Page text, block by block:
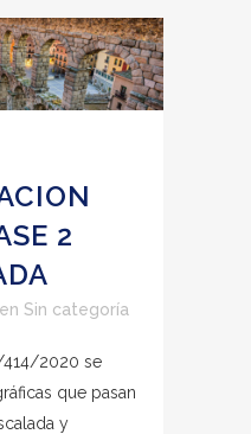
2
en Sin categoría
414/2020 se
que pasan
y